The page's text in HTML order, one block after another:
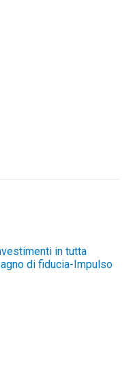
in tutta
di fiducia-Impulso